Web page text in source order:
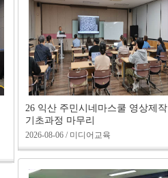
26 익산 주민시네마스쿨 영상제작
기초과정 마무리
2026-08-06 / 미디어교육